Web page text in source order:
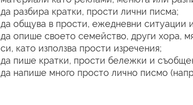
да разбира кратки, прости лични писма;
да общува в прости, ежедневни ситуации
да опише своето семейство, други хора,
си, като използва прости изречения;
да пише кратки, прости бележки и
да напише много просто лично писмо